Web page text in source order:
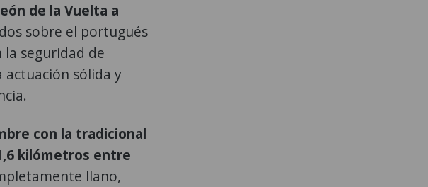
de la Vuelta a
sobre el portugués
seguridad de
sólida y
con la tradicional
kilómetros entre
llano,